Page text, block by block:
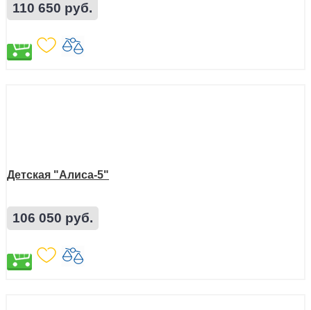
110 650 руб.
Детская "Алиса-5"
106 050 руб.